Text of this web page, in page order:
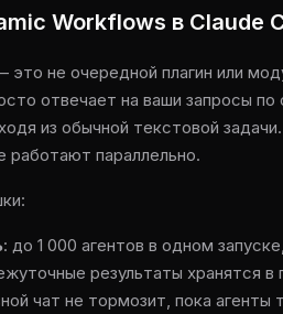
Workflows в Claude
не очередной плагин или
отвечает на ваши запросы
из обычной текстовой
работают параллельно.
: до 1 000 агентов в одном
результаты хранятся
чат не тормозит, пока агенты